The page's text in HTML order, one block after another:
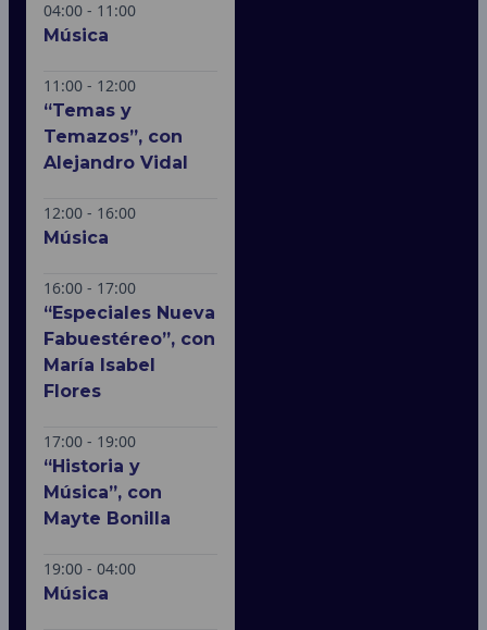
04:00 - 11:00
Música
11:00 - 12:00
“Temas y
Temazos”, con
Alejandro Vidal
12:00 - 16:00
Música
16:00 - 17:00
“Especiales Nueva
Fabuestéreo”, con
María Isabel
Flores
17:00 - 19:00
“Historia y
Música”, con
Mayte Bonilla
19:00 - 04:00
Música